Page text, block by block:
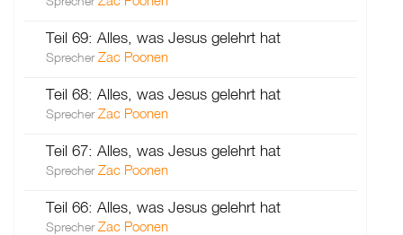
Teil 69: Alles, was Jesus gelehrt hat
SprecherZac Poonen
Teil 68: Alles, was Jesus gelehrt hat
SprecherZac Poonen
Teil 67: Alles, was Jesus gelehrt hat
SprecherZac Poonen
Teil 66: Alles, was Jesus gelehrt hat
SprecherZac Poonen